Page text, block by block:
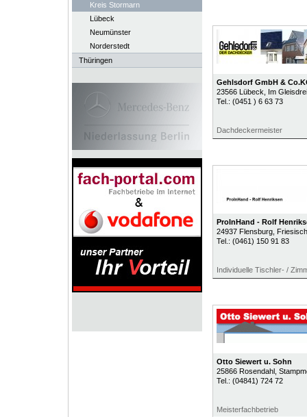
Kreis Stormarn
Lübeck
Neumünster
Norderstedt
Thüringen
Gehlsdorf GmbH &
23566 Lübeck , Im
Tel.: (0451 ) 6 63 73
Dachdeckermeister
ProInHand - Rolf
24937 Flensburg,
Tel.: (0461) 150 91 83
Individuelle Tischler- /
Otto Siewert u. Sohn
25866 Rosendahl,
Tel.: (04841) 724 72
Meisterfachbetrieb